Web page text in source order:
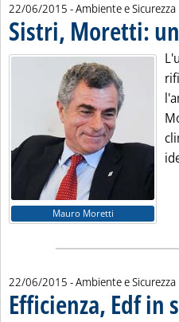
22/06/2015 - Ambiente e Sicurezza
Sistri, Moretti:
Mauro Moretti
22/06/2015 - Ambiente e Sicurezza
Efficienza, Edf